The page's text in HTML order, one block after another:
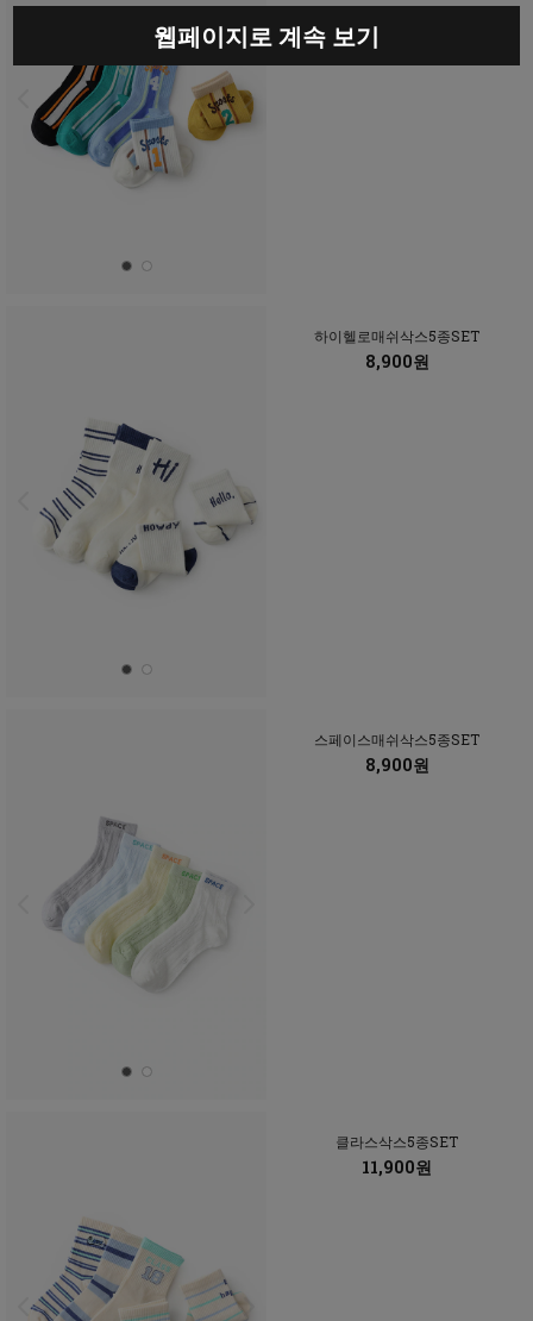
하이헬로매쉬삭스5종SET
8,900원
스페이스매쉬삭스5종SET
8,900원
클라스삭스5종SET
11,900원
웹페이지로 계속 보기